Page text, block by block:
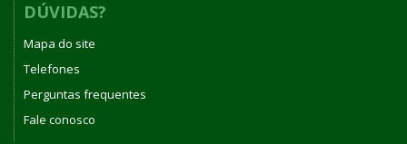
DÚVIDAS?
Mapa do site
Telefones
Perguntas frequentes
Fale conosco